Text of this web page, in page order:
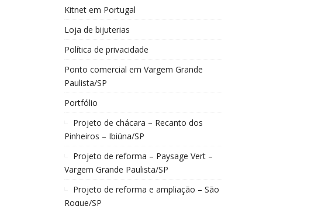
Kitnet em Portugal
Loja de bijuterias
Política de privacidade
Ponto comercial em Vargem Grande
Paulista/SP
Portfólio
Projeto de chácara – Recanto dos
Pinheiros – Ibiúna/SP
Projeto de reforma – Paysage Vert –
Vargem Grande Paulista/SP
Projeto de reforma e ampliação – São
Roque/SP